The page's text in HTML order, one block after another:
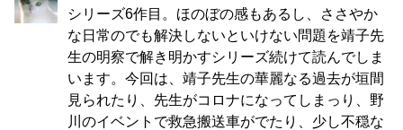
シリーズ6作目。ほのぼの感もあるし、ささやか
な日常のでも解決しないといけない問題を靖子先
生の明察で解き明かすシリーズ続けて読んでしま
います。今回は、靖子先生の華麗なる過去が垣間
見られたり、先生がコロナになってしまっり、野
川のイベントで救急搬送車がでたり、少し不穏な